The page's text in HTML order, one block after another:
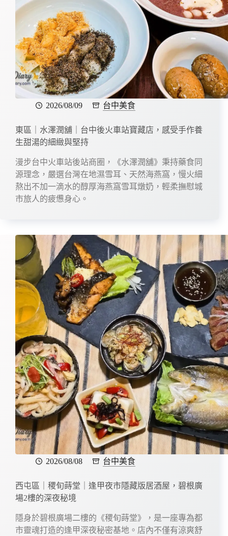
2026/08/09 台中美食
東區｜水澤潤舖｜台中後火車站寶藏店，感受手作養
生甜湯的細緻與堅持
漫步台中火車站後站商圈，《水澤潤舖》秉持藥食同
源理念，嚴選台灣在地濕雪耳、天然海燕窩，慢火細
熬出不加一滴水的醇厚海燕窩雪耳燉奶，輕柔撫慰城
市旅人的疲憊身心。
2026/08/08 台中美食
西屯區｜稷旬蒔堂｜逢甲夜市隱藏版居酒屋，碧根廣
場2樓的深夜秘境
隱身於碧根廣場二樓的《稷旬蒔堂》，是一座專為都
市靈魂打造的逢甲深夜秘密基地。店內不僅有涼爽舒